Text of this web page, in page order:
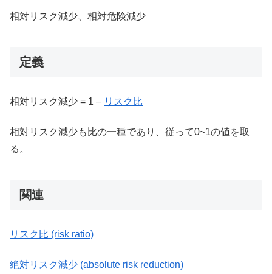
相対リスク減少、相対危険減少
定義
相対リスク減少 = 1 – リスク比
相対リスク減少も比の一種であり、従って0~1の値を取
る。
関連
リスク比 (risk ratio)
絶対リスク減少 (absolute risk reduction)